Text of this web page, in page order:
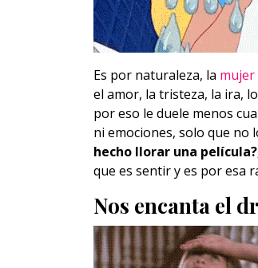
Es por naturaleza, la mujer
el amor, la tristeza, la ira,
por eso le duele menos
ni emociones, solo que no
hecho llorar una
que es sentir y es por esa
Nos encanta el